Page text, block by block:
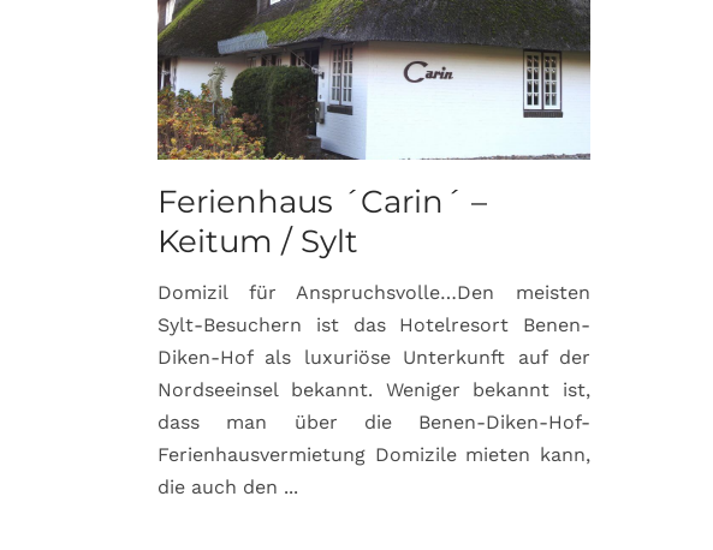
Ferienhaus ´Carin´ –
Keitum / Sylt
Domizil für Anspruchsvolle…Den meisten
Sylt-Besuchern ist das Hotelresort Benen-
Diken-Hof als luxuriöse Unterkunft auf der
Nordseeinsel bekannt. Weniger bekannt ist,
dass man über die Benen-Diken-Hof-
Ferienhausvermietung Domizile mieten kann,
die auch den ...